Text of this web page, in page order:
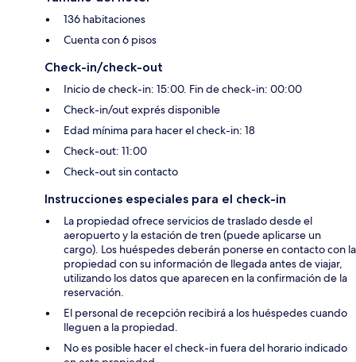
136 habitaciones
Cuenta con 6 pisos
Check-in/check-out
Inicio de check-in: 15:00. Fin de check-in: 00:00
Check-in/out exprés disponible
Edad mínima para hacer el check-in: 18
Check-out: 11:00
Check-out sin contacto
Instrucciones especiales para el check-in
La propiedad ofrece servicios de traslado desde el
aeropuerto y la estación de tren (puede aplicarse un
cargo). Los huéspedes deberán ponerse en contacto con la
propiedad con su información de llegada antes de viajar,
utilizando los datos que aparecen en la confirmación de la
reservación.
El personal de recepción recibirá a los huéspedes cuando
lleguen a la propiedad.
No es posible hacer el check-in fuera del horario indicado